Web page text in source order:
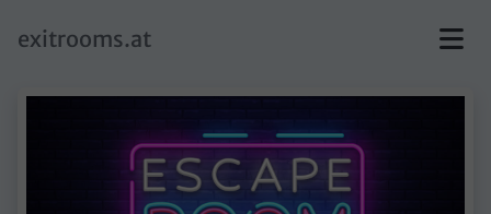
exitrooms.at